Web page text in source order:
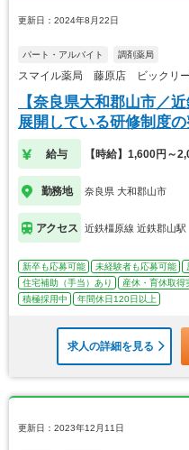
更新日：2024年8月22日
パート・アルバイト 調剤薬局
スマイル薬局 藤原店 ビックリー
【奈良県大和郡山市／
展開している研修制度の
給与 【時給】1,600円～
勤務地 奈良県 大和郡山市
アクセス 近鉄橿原線 近鉄郡山駅
新卒も応募可能 未経験者も応募可能
住宅補助（手当）あり
産休・育休取得
積極採用中
年間休日120日以上
求人の詳細を見る
更新日：2023年12月11日